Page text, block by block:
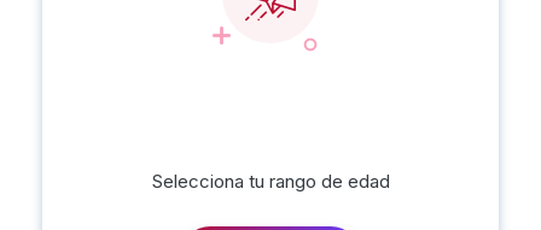
Selecciona tu rango de edad